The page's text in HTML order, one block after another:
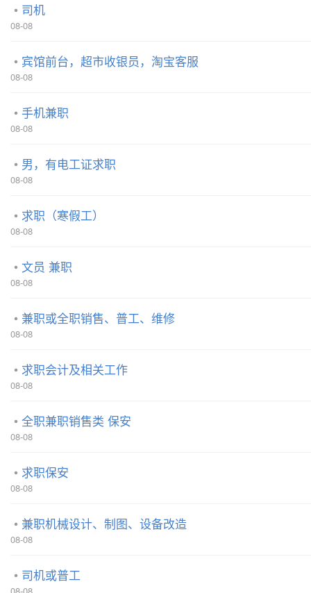
司机
08-08
宾馆前台，超市收银员，淘宝客服
08-08
手机兼职
08-08
男，有电工证求职
08-08
求职（寒假工）
08-08
文员 兼职
08-08
兼职或全职销售、普工、维修
08-08
求职会计及相关工作
08-08
全职兼职销售类 保安
08-08
求职保安
08-08
兼职机械设计、制图、设备改造
08-08
司机或普工